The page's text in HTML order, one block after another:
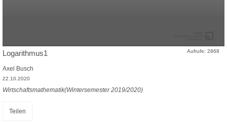
Aufrufe: 2868
Logarithmus1
Axel Busch
22.10.2020
Wirtschaftsmathematik(Wintersemester 2019/2020)
Teilen